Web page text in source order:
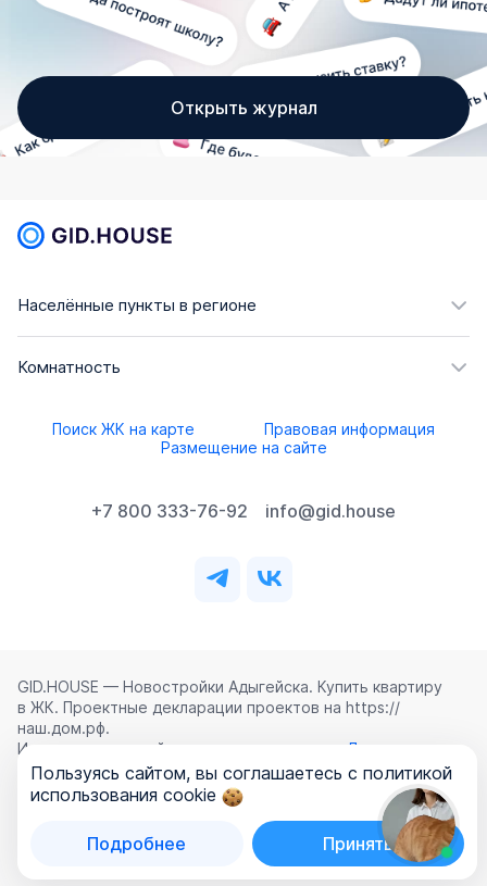
Открыть журнал
Населённые пункты в регионе
Комнатность
Поиск ЖК на карте
Правовая информация
Размещение на сайте
+7 800 333-76-92 info@gid.house
GID.HOUSE — Новостройки Адыгейска. Купить квартиру
в ЖК. Проектные декларации проектов на https://
наш.дом.рф.
Использование сайта означает согласие с
Лицензионным
соглашением ,Политикой конфиденциальностии
Политикой обработки персональных данных
ООО «ГИД.ХАУЗ»
Пользуясь сайтом, вы соглашаетесь с политикой
использования cookie
Подробнее Принять